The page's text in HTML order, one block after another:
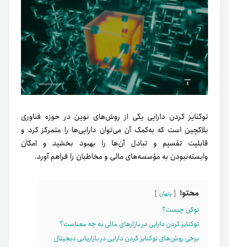
توکنایز کردن دارایی یکی از روش‌های نوین در حوزه فناوری
بلاکچین است که به‌کمک آن می‌توان دارایی‌ها را متمرکز کرد و
قابلیت تقسیم و تبادل آن‌ها را بهبود بخشید و امکان
وابسته‌نبودن به مؤسسه‌های مالی و مخاطبان را فراهم آورد.
محتوا پنهان
توکن چیست؟
توکنایز کردن دارایی در بازار‌های مالی به چه معناست؟
برخی روش‌های توکنایز کردن دارایی در بازاریابی دیجیتال